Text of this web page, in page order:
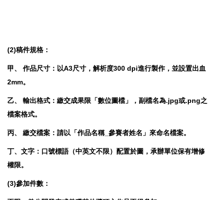
(2)稿件規格：
甲、 作品尺寸：以A3尺寸，解析度300 dpi進行製作，並設置出血
2mm。
乙、 輸出格式：繳交成果限「數位圖檔」，副檔名為.jpg或.png之
檔案格式。
丙、 繳交檔案：請以「作品名稱_參賽者姓名」來命名檔案。
丁、文字：口號標語（中英文不限）配置於圖，承辦單位保有增修
權限。
(3)參加件數：